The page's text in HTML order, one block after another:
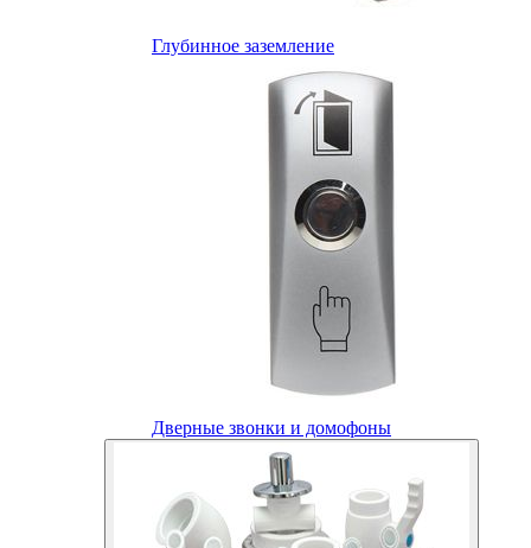
Глубинное заземление
Дверные звонки и домофоны